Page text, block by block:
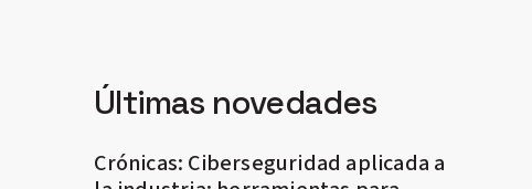
Últimas novedades
Crónicas: Ciberseguridad aplicada a